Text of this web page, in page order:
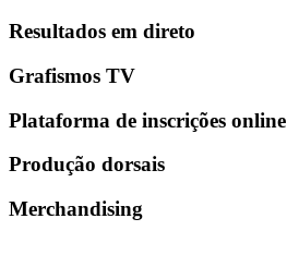
Resultados em direto
Grafismos TV
Plataforma de inscrições online
Produção dorsais
Merchandising